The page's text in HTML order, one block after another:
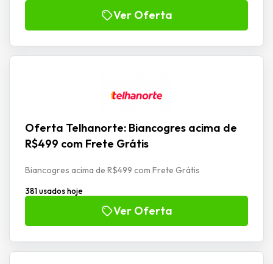
Ver Oferta
Oferta Telhanorte: Biancogres acima de
R$499 com Frete Grátis
Biancogres acima de R$499 com Frete Grátis
381 usados hoje
Ver Oferta